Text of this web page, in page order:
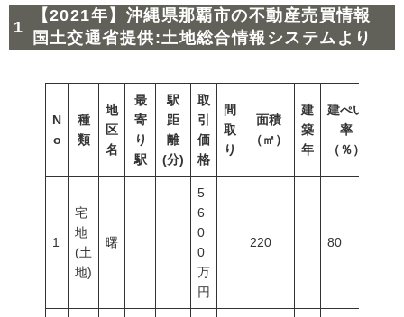
【2021年】沖縄県那覇市の不動産売買情報
国土交通省提供:土地総合情報システムより
N
o
種
類
地
区
名
最
寄
り
駅
駅
距
離
(分)
取
引
価
格
間
取
り
面積
（㎡）
建
築
年
建ぺい
率
（％）
1
宅
地
(土
地)
曙
5
6
0
0
万
円
220 80